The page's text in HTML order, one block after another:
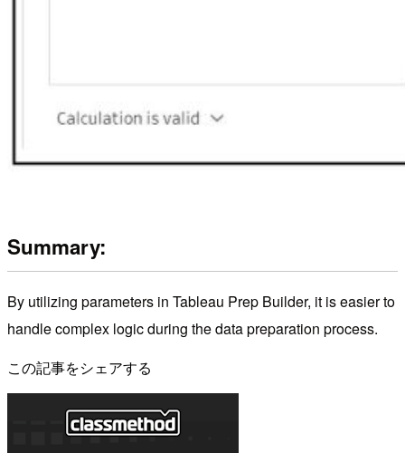
Summary:
By utilizing parameters in Tableau Prep Builder, it is easier to
handle complex logic during the data preparation process.
この記事をシェアする